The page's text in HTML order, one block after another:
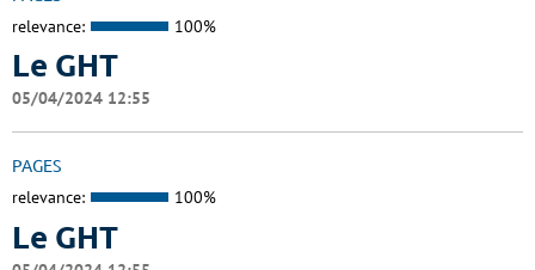
relevance: 100%
Le GHT
05/04/2024 12:55
PAGES
relevance: 100%
Le GHT